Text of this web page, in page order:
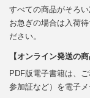
すべての商品がそろい
お急ぎの場合は入荷
ださい。
【オンライン発送の商
PDF版電子書籍は、
参加証など）を電子メ